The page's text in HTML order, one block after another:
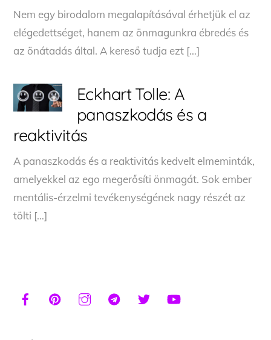
Nem egy birodalom megalapításával érhetjük el az
elégedettséget, hanem az önmagunkra ébredés és
az önátadás által. A kereső tudja ezt […]
Eckhart Tolle: A
panaszkodás és a
reaktivitás
A panaszkodás és a reaktivitás kedvelt elmeminták,
amelyekkel az ego megerősíti önmagát. Sok ember
mentális-érzelmi tevékenységének nagy részét az
tölti […]